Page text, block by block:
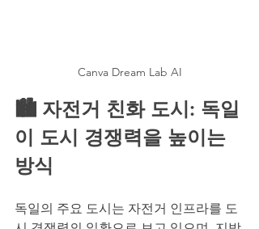
Canva Dream Lab AI
🏙️ 자전거 친화 도시: 독일
이 도시 경쟁력을 높이는
방식
독일의 주요 도시는 자전거 인프라를 도